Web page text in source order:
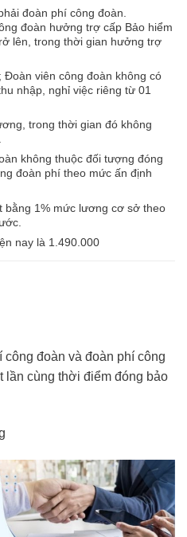
đoàn phí công đoàn.
hưởng trợ cấp Bảo hiểm
lên, trong thời gian hưởng trợ
Đoàn viên công đoàn không có
nhập, nghỉ việc riêng từ 01
trong thời gian đó không
không thuộc đối tượng đóng
đoàn phí theo mức ấn định
bằng 1% mức lương cơ sở theo
nay là 1.490.000
đoàn và đoàn phí công
lần cùng thời điểm đóng bảo